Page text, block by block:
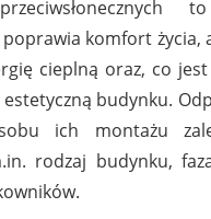
komfort życia,
cieplną oraz, co
budynku.
ich montażu
rodzaj budynku,